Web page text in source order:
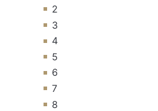
2
3
4
5
6
7
8